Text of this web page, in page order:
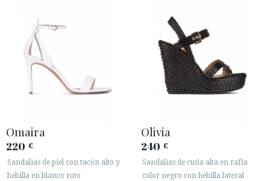
Omaira
220 €
Sandalias de piel con tacón alto y
hebilla en blanco roto
Olivia
240 €
Sandalias de cuña alta en rafia
color negro con hebilla lateral